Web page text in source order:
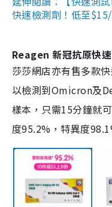
快速檢測劑！低至
Reagen 新冠抗原快
莎莎網店亦有售多款
以檢測到Omicron及
樣本，只需15分鐘就
度95.2%，特異度